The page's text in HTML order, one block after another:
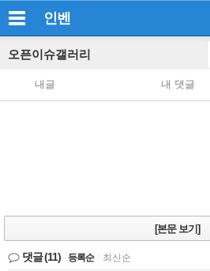
인벤
오픈이슈갤러리
내글 내 댓글
[본문 보기]
댓글(11) 등록순 최신순